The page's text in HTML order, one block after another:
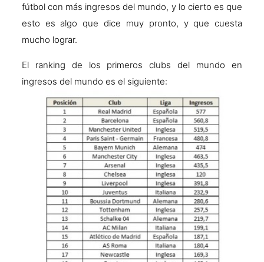
fútbol con más ingresos del mundo, y lo cierto es que
esto es algo que dice muy pronto, y que cuesta
mucho lograr.
El ranking de los primeros clubs del mundo en
ingresos del mundo es el siguiente: